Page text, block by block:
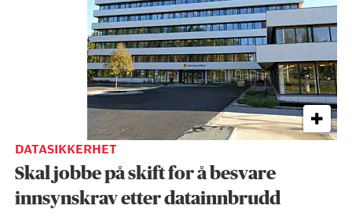
DATASIKKERHET
Skal jobbe på skift for å besvare
innsynskrav etter datainnbrudd